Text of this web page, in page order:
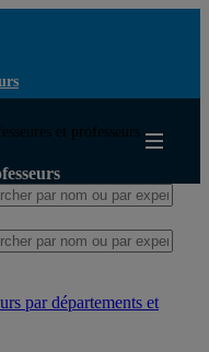
et professeurs
par départements et